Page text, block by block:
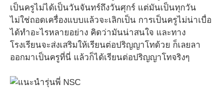
เป็นครูไม่ได้เป็นวันจันทร์ถึงวันศุกร์ แต่มันเป็นทุกวัน
ไม่ใช่ถอดเครื่องแบบแล้วจะเลิกเป็น การเป็นครูไม่น่าเบื่อ
ได้ทำอะไรหลายอย่าง คิดว่ามันน่าสนใจ และทาง
โรงเรียนจะส่งเสริมให้เรียนต่อปริญญาโทด้วย ก็เลยลา
ออกมาเป็นครูที่นี่ แล้วก็ได้เรียนต่อปริญญาโทจริงๆ